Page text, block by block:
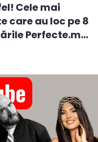
Cele mai
care au loc pe 8
Perfecte.m...